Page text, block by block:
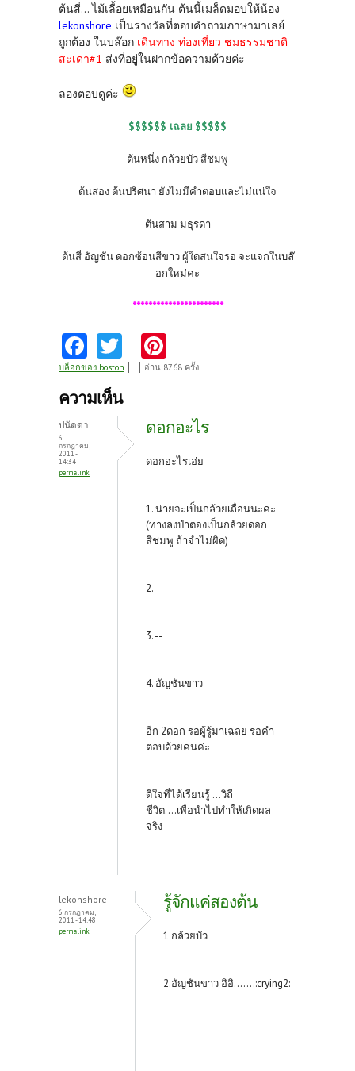
ต้นสี่... ไม้เลื้อยเหมือนกัน ต้นนี้เมล็ดมอบให้น้อง
lekonshore เป็นรางวัลที่ตอบคำถามภาษามาเลย์
ถูกต้อง ในบล๊อก เดินทาง ท่องเที่ยว ชมธรรมชาติ
สะเดา#1 ส่งที่อยู่ในฝากข้อความด้วยค่ะ
ลองตอบดูค่ะ
$$$$$$ เฉลย $$$$$
ต้นหนึ่ง กล้วยบัว สีชมพู
ต้นสอง ต้นปริศนา ยังไม่มีคำตอบและไม่แน่ใจ
ต้นสาม มธุรดา
ต้นสี่ อัญชัน ดอกซ้อนสีขาว ผู้ใดสนใจรอ จะแจกในบล๊
อกใหม่ค่ะ
***********************
Fa
ce
b
o
o
k
w
itt
nt
es
t
บล็อกของ boston อ่าน 8768 ครั้ง
ความเห็น
ปนัดดา
6
กรกฎาคม,
2011 -
14:34
permalink
ดอกอะไร
ดอกอะไรเอ่ย
1. น่ายจะเป็นกล้วยเถื่อนนะค่ะ
(ทางลงป่าตองเป็นกล้วยดอก
สีชมพู ถ้าจำไม่ผิด)
2. --
3. --
4. อัญชันขาว
อีก 2ดอก รอผู้รู้มาเฉลย รอคำ
ตอบด้วยคนค่ะ
ดีใจที่ได้เรียนรู้ ...วิถี
ชีวิต....เพื่อนำไปทำให้เกิดผล
จริง
lekonshore
6 กรกฎาคม,
2011 - 14:48
permalink
รู้จักแค่สองต้น
1 กล้วยบัว
2.อัญชันขาว อิอิ.......:crying2: